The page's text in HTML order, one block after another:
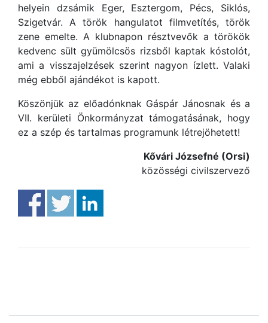
helyein dzsámik Eger, Esztergom, Pécs, Siklós,
Szigetvár. A török hangulatot filmvetítés, török
zene emelte. A klubnapon résztvevők a törökök
kedvenc sült gyümölcsös rizsből kaptak kóstolót,
ami a visszajelzések szerint nagyon ízlett. Valaki
még ebből ajándékot is kapott.
Köszönjük az előadónknak Gáspár Jánosnak és a
VII. kerületi Önkormányzat támogatásának, hogy
ez a szép és tartalmas programunk létrejöhetett!
Kővári Józsefné (Orsi)
közösségi civilszervező